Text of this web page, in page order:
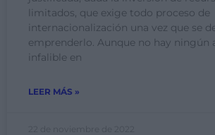
limitados, que exige todo proceso de
internacionalización una vez que se
emprenderlo. Aunque no hay ningún
infalible en
LEER MÁS »